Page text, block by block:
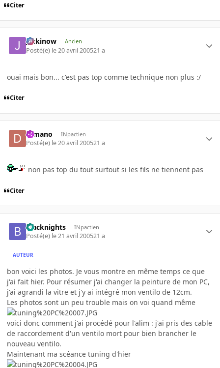
Citer
jackinow Ancien
Posté(e) le 20 avril 200521 a
ouai mais bon... c'est pas top comme technique non plus :/
Citer
d-mano INpactien
Posté(e) le 20 avril 200521 a
non pas top du tout surtout si les fils ne tiennent pas
Citer
blacknights INpactien
Posté(e) le 21 avril 200521 a
AUTEUR
bon voici les photos. Je vous montre en même temps ce que
j'ai fait hier. Pour résumer j'ai changer la peinture de mon PC,
j'ai agrandi la vitre et j'y ai intégré mon ventilo de 12cm.
Les photos sont un peu trouble mais on voi quand même
voici donc comment j'ai procédé pour l'alim : j'ai pris des cable
de raccordement d'un ventilo mort pour bien brancher le
nouveau ventilo.
Maintenant ma scéance tuning d'hier